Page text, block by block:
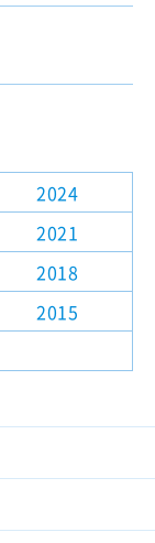
2024
2021
2018
2015